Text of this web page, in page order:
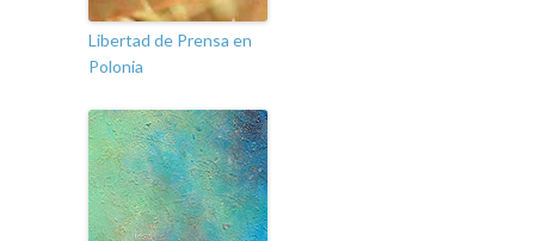
Libertad de Prensa en
Polonia